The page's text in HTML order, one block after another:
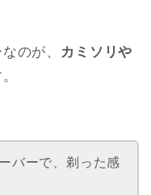
のが、 カミソリや
バーで、剃った感